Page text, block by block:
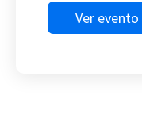
Ver evento